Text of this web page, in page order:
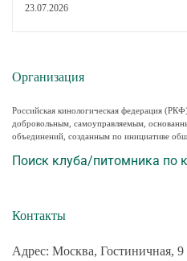
23.07.2026
Организация
Российская кинологическая федерация
добровольным, самоуправляемым,
объединений, созданным по инициативе
Поиск клуба/питомника по
Контакты
Адрес: Москва, Гостиничная, 9